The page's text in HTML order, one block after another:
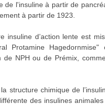
de l'insuline à partir de
à partir de 1923.
insuline d’action lente est
Protamine Hagedornmise"
de NPH ou de Prémix,
structure chimique de
des insulines animales